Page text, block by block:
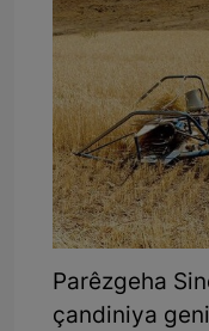
Parêzgeha
çandiniya